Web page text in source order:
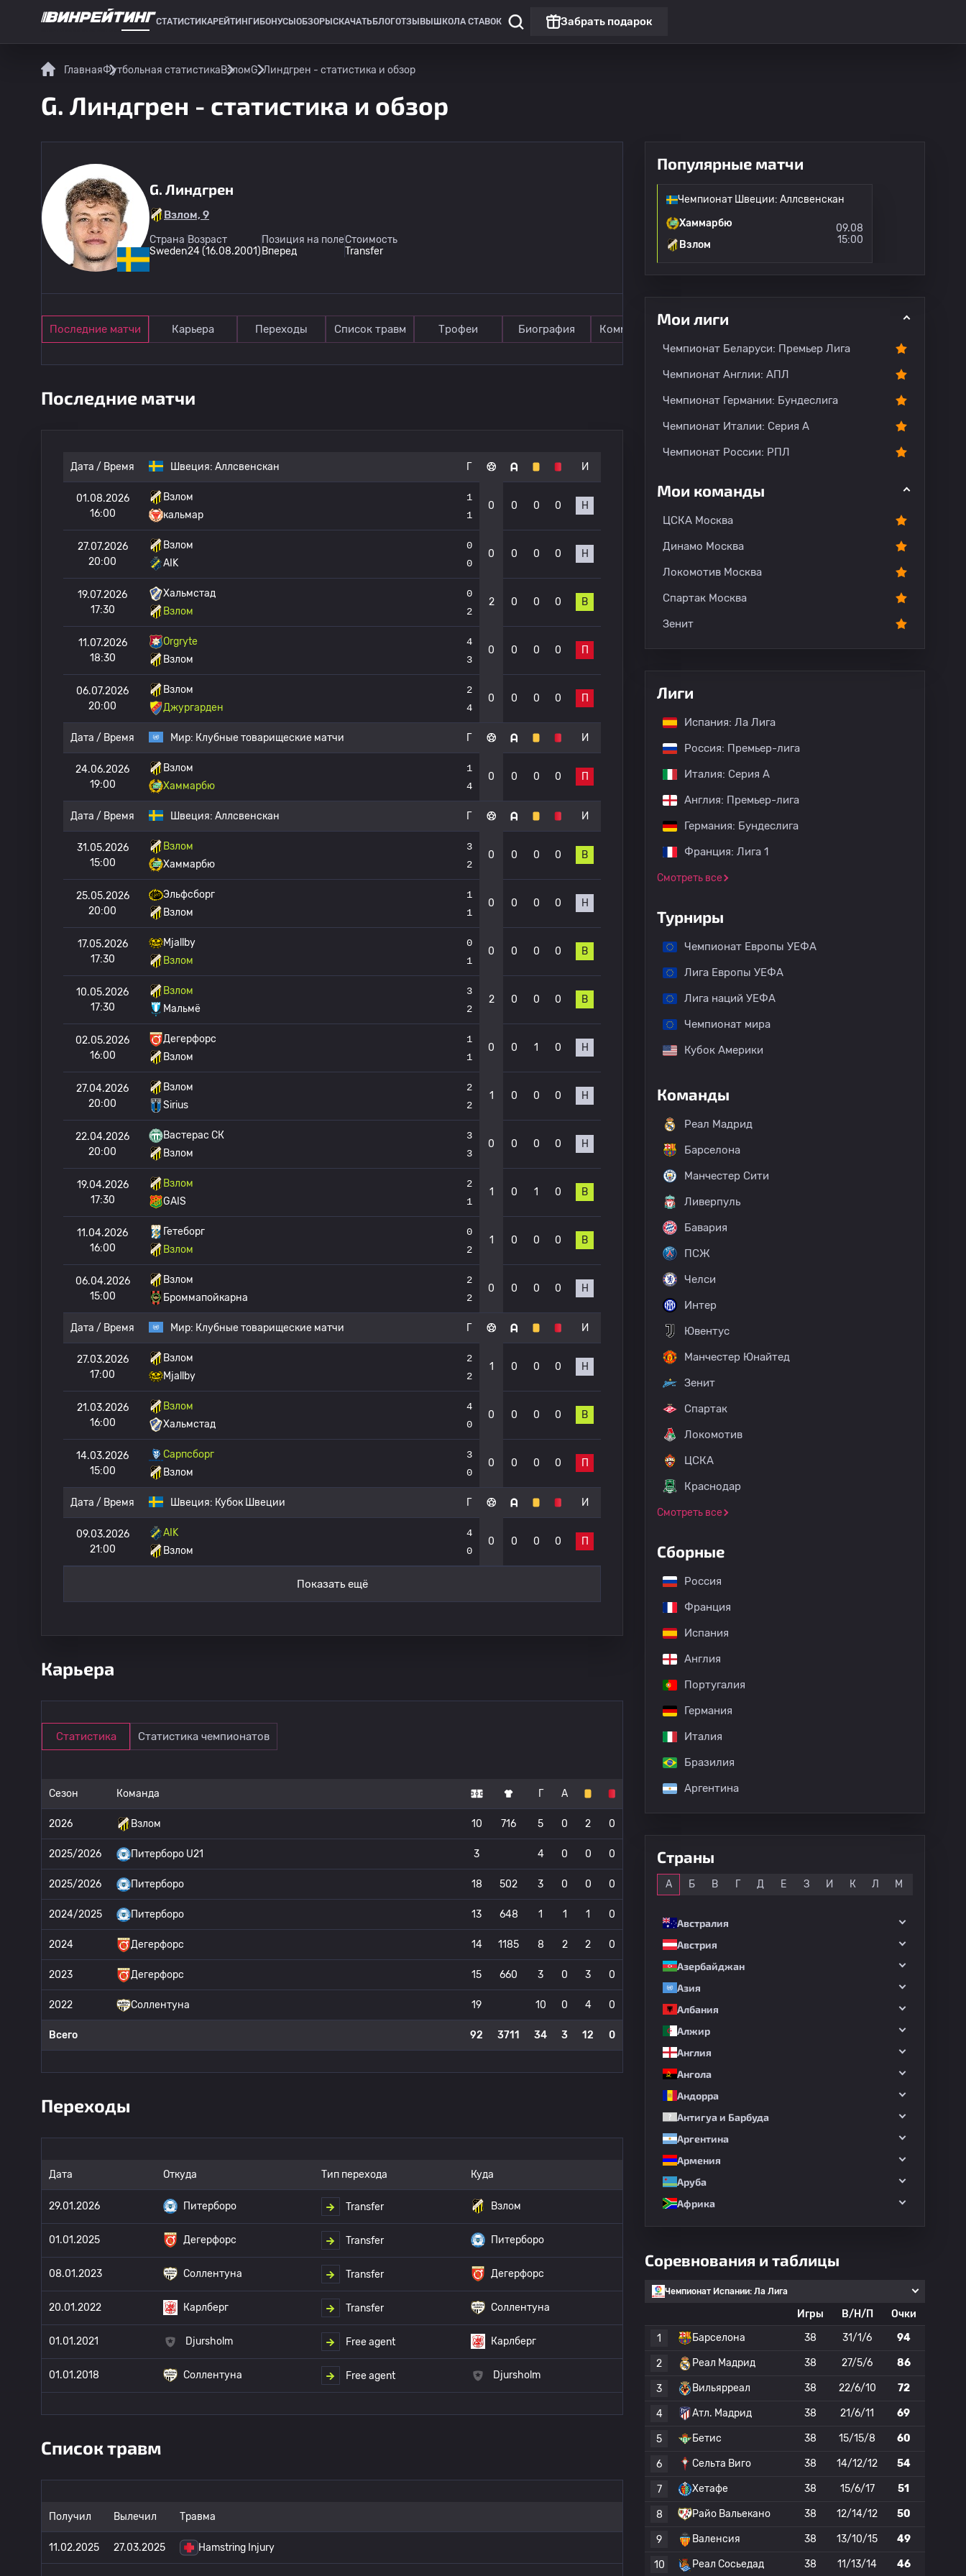
СТАТИСТИКАРЕЙТИНГИ БОНУСЫ ОБЗОРЫ СКАЧАТЬ БЛОГОТЗЫВЫ ШКОЛА СТАВОК Забрать подарок
ГлавнаяФутбольная статистикаВзломG. Линдгрен - статистика и обзор
G. Линдгрен - статистика и обзор
G. Линдгрен
Взлом, 9
Страна
Sweden
Возраст
24 (16.08.2001)
Позиция на поле
Вперед
Стоимость
Transfer
Последние матчи Карьера Переходы Список травм Трофеи Биография Комментарии
Последние матчи
Дата / Время Швеция: Аллсвенскан Г И
01.08.2026
16:00
Взлом
кальмар
1
1
0 0 0 0 Н
27.07.2026
20:00
Взлом
AIK
0
0
0 0 0 0 Н
19.07.2026
17:30
Хальмстад
Взлом
0
2
2 0 0 0 В
11.07.2026
18:30
Orgryte
Взлом
4
3
0 0 0 0 П
06.07.2026
20:00
Взлом
Джургарден
2
4
0 0 0 0 П
Дата / Время Мир: Клубные товарищеские матчи Г И
24.06.2026
19:00
Взлом
Хаммарбю
1
4
0 0 0 0 П
Дата / Время Швеция: Аллсвенскан Г И
31.05.2026
15:00
Взлом
Хаммарбю
3
2
0 0 0 0 В
25.05.2026
20:00
Эльфсборг
Взлом
1
1
0 0 0 0 Н
17.05.2026
17:30
Mjallby
Взлом
0
1
0 0 0 0 В
10.05.2026
17:30
Взлом
Мальмё
3
2
2 0 0 0 В
02.05.2026
16:00
Дегерфорс
Взлом
1
1
0 0 1 0 Н
27.04.2026
20:00
Взлом
Sirius
2
2
1 0 0 0 Н
22.04.2026
20:00
Вастерас СК
Взлом
3
3
0 0 0 0 Н
19.04.2026
17:30
Взлом
GAIS
2
1
1 0 1 0 В
11.04.2026
16:00
Гетеборг
Взлом
0
2
1 0 0 0 В
06.04.2026
15:00
Взлом
Броммапойкарна
2
2
0 0 0 0 Н
Дата / Время Мир: Клубные товарищеские матчи Г И
27.03.2026
17:00
Взлом
Mjallby
2
2
1 0 0 0 Н
21.03.2026
16:00
Взлом
Хальмстад
4
0
0 0 0 0 В
14.03.2026
15:00
Сарпсборг
Взлом
3
0
0 0 0 0 П
Дата / Время Швеция: Кубок Швеции Г И
09.03.2026
21:00
AIK
Взлом
4
0
0 0 0 0 П
Показать ещё
Карьера
Статистика Статистика чемпионатов
Сезон Команда Г А
2026 Взлом 10 716 5 0 2 0
2025/2026 Питерборо U21 3 4 0 0 0
2025/2026 Питерборо 18 502 3 0 0 0
2024/2025 Питерборо 13 648 1 1 1 0
2024 Дегерфорс 14 1185 8 2 2 0
2023 Дегерфорс 15 660 3 0 3 0
2022 Соллентуна 19 10 0 4 0
Всего 92 3711 34 3 12 0
Переходы
Дата Откуда Тип перехода Куда
29.01.2026 Питерборо Transfer Взлом
01.01.2025 Дегерфорс Transfer Питерборо
08.01.2023 Соллентуна Transfer Дегерфорс
20.01.2022 Карлберг Transfer Соллентуна
01.01.2021 Djursholm Free agent Карлберг
01.01.2018 Соллентуна Free agent Djursholm
Список травм
Получил Вылечил Травма
11.02.2025 27.03.2025 Hamstring Injury
Популярные матчи
Чемпионат Швеции: Аллсвенскан
Хаммарбю
Взлом
09.08
15:00
Мои лиги
Чемпионат Беларуси: Премьер Лига
Чемпионат Англии: АПЛ
Чемпионат Германии: Бундеслига
Чемпионат Италии: Серия А
Чемпионат России: РПЛ
Мои команды
ЦСКА Москва
Динамо Москва
Локомотив Москва
Спартак Москва
Зенит
Лиги
Испания: Ла Лига
Россия: Премьер-лига
Италия: Серия А
Англия: Премьер-лига
Германия: Бундеслига
Франция: Лига 1
Смотреть все
Турниры
Чемпионат Европы УЕФА
Лига Европы УЕФА
Лига наций УЕФА
Чемпионат мира
Кубок Америки
Команды
Реал Мадрид
Барселона
Манчестер Сити
Ливерпуль
Бавария
ПСЖ
Челси
Интер
Ювентус
Манчестер Юнайтед
Зенит
Спартак
Локомотив
ЦСКА
Краснодар
Смотреть все
Сборные
Россия
Франция
Испания
Англия
Португалия
Германия
Италия
Бразилия
Аргентина
Страны
А Б В Г Д Е З И К Л М
Австралия
Австрия
Азербайджан
Азия
Албания
Алжир
Англия
Ангола
Андорра
Антигуа и Барбуда
Аргентина
Армения
Аруба
Африка
Соревнования и таблицы
Чемпионат Испании: Ла Лига
Игры В/Н/П
Очки
1
Барселона 38 31/1/6 94
2 Реал Мадрид 38 27/5/6 86
3 Вильярреал 38 22/6/10 72
4 Атл. Мадрид 38 21/6/11 69
5 Бетис 38 15/15/8 60
6 Сельта Виго 38 14/12/12 54
7 Хетафе 38 15/6/17 51
8 Райо Вальекано 38 12/14/12 50
9 Валенсия 38 13/10/15 49
10 Реал Сосьедад 38 11/13/14 46